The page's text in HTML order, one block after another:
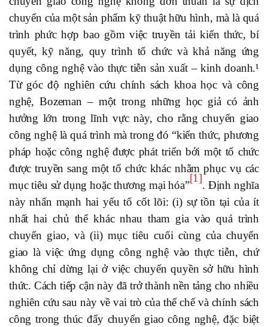
chuyển của một sản phẩm kỹ thuật hữu hình, mà là quá
trình phức hợp bao gồm việc truyền tải kiến thức, bí
quyết, kỹ năng, quy trình tổ chức và khả năng ứng
dụng công nghệ vào thực tiễn sản xuất – kinh doanh.¹
Từ góc độ nghiên cứu chính sách khoa học và công
nghệ, Bozeman – một trong những học giả có ảnh
hưởng lớn trong lĩnh vực này, cho rằng chuyển giao
công nghệ là quá trình mà trong đó “kiến thức, phương
pháp hoặc công nghệ được phát triển bởi một tổ chức
được truyền sang một tổ chức khác nhằm phục vụ các
mục tiêu sử dụng hoặc thương mại hóa”
[1]
. Định nghĩa
này nhấn mạnh hai yếu tố cốt lõi: (i) sự tồn tại của ít
nhất hai chủ thể khác nhau tham gia vào quá trình
chuyển giao, và (ii) mục tiêu cuối cùng của chuyển
giao là việc ứng dụng công nghệ vào thực tiễn, chứ
không chỉ dừng lại ở việc chuyển quyền sở hữu hình
thức. Cách tiếp cận này đã trở thành nền tảng cho nhiều
nghiên cứu sau này về vai trò của thể chế và chính sách
công trong thúc đẩy chuyển giao công nghệ, đặc biệt